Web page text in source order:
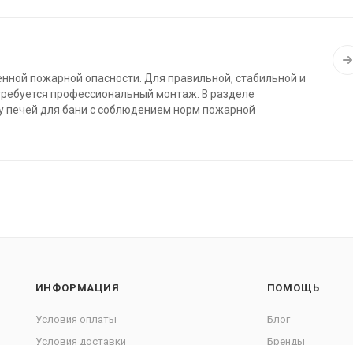
пожарной опасности. Для правильной, стабильной и
профессиональный монтаж. В разделе
печей для бани с соблюдением норм пожарной
ИНФОРМАЦИЯ
Условия оплаты
Условия доставки
ПОМОЩЬ
Блог
Бренды